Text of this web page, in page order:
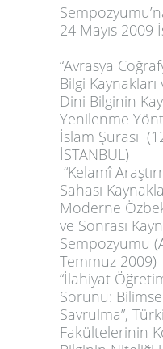
24 Mayıs 2009
“Avrasya
Bilgi
Dini Bilginin
Yenilenme
İslam Şurası
İSTANBUL)
“Kelamî
Sahası
Moderne
ve Sonrası
Sempozyumu
Temmuz 2009)
“İlahiyat
Sorunu:
Savrulma”,
Fakültelerinin